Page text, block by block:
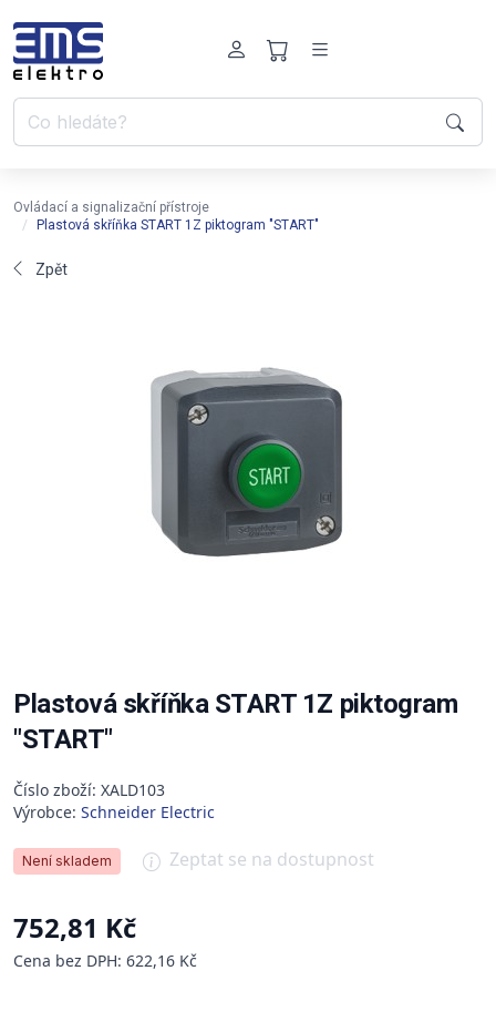
Ovládací a signalizační přístroje
Plastová skříňka START 1Z piktogram "START"
Zpět
Plastová skříňka START 1Z piktogram
"START"
Číslo zboží: XALD103
Výrobce: Schneider Electric
Není skladem Zeptat se na dostupnost
752,81 Kč
Cena bez DPH: 622,16 Kč